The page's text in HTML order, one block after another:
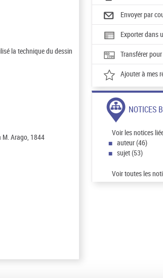
la technique du dessin
M. Arago, 1844
Envoyer par
Exporter dans
Transférer
Ajouter à mes
NOTICES
Voir les notices
auteur (46)
sujet (53)
Voir toutes les